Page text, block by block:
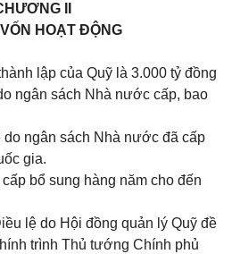
II
HOẠT ĐỘNG
lập của Quỹ là 3.000 tỷ đồng
ngân sách Nhà nước cấp, bao
ngân sách Nhà nước đã cấp
gia.
bổ sung hàng năm cho đến
lệ do Hội đồng quản lý Quỹ đề
trình Thủ tướng Chính phủ